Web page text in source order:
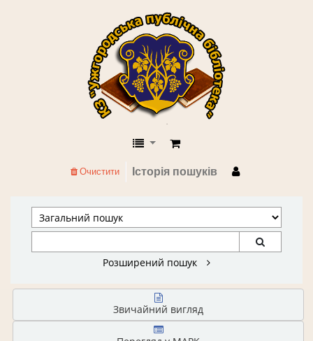
КЗ "Ужгородська публічна
Історія пошуків
Очистити
Розширений пошук
Звичайний вигляд